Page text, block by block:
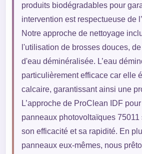
produits biodégradables pour
intervention est respectueuse de
Notre approche de nettoyage
l'utilisation de brosses douces,
d'eau déminéralisée. L’eau
particulièrement efficace car elle
calcaire, garantissant ainsi une
L’approche de ProClean IDF
panneaux photovoltaïques 75011
son efficacité et sa rapidité. En
panneaux eux-mêmes, nous